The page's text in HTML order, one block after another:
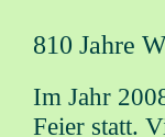
810 Jahre
Im Jahr
Feier statt.